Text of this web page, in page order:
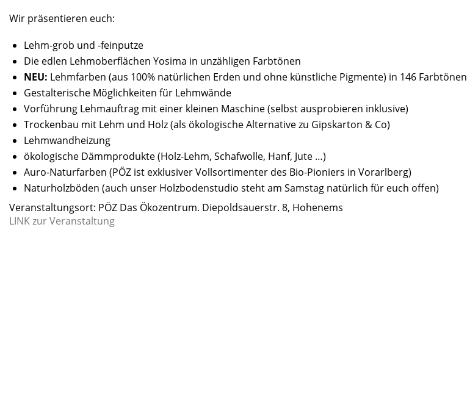
Wir präsentieren euch:
Lehm-grob und -feinputze
Die edlen Lehmoberflächen Yosima in unzähligen Farbtönen
NEU: Lehmfarben (aus 100% natürlichen Erden und ohne künstliche Pigmente) in 146 Farbtönen
Gestalterische Möglichkeiten für Lehmwände
Vorführung Lehmauftrag mit einer kleinen Maschine (selbst ausprobieren inklusive)
Trockenbau mit Lehm und Holz (als ökologische Alternative zu Gipskarton & Co)
Lehmwandheizung
ökologische Dämmprodukte (Holz-Lehm, Schafwolle, Hanf, Jute …)
Auro-Naturfarben (PÖZ ist exklusiver Vollsortimenter des Bio-Pioniers in Vorarlberg)
Naturholzböden (auch unser Holzbodenstudio steht am Samstag natürlich für euch offen)
Veranstaltungsort: PÖZ Das Ökozentrum. Diepoldsauerstr. 8, Hohenems
LINK zur Veranstaltung